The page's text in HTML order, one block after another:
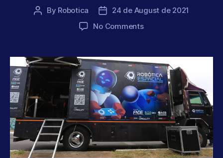
Post
By Robotica
Post
date
24 de August de 2021
No Commentson